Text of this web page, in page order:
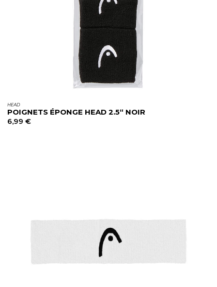
HEAD
POIGNETS ÉPONGE HEAD 2.5“ NOIR
6,99 €